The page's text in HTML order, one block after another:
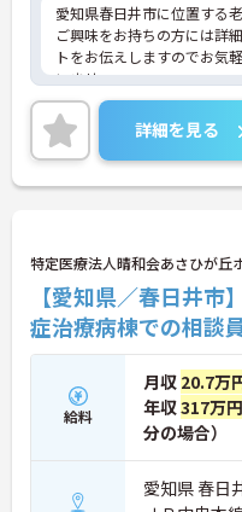
愛知県春日井市に位置する
ご興味をお持ちの方には詳
トをお伝えしますのでお気
いませ。
詳細を見る
特定医療法人晴和会あさひが丘
【愛知県／春日井
症治療病棟での相談
給料
月収 20.7万
年収317万
分の場合）
愛知県 春日